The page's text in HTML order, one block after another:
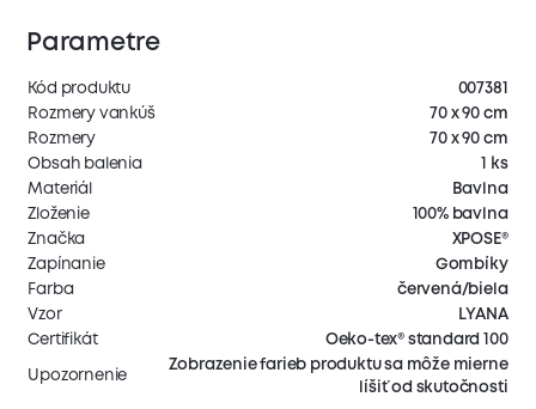
Parametre
Kód produktu
007381
Rozmery vankúš
70 x 90 cm
Rozmery
70 x 90 cm
Obsah balenia
1 ks
Materiál
Bavlna
Zloženie
100% bavlna
Značka
XPOSE®
Zapínanie
Gombíky
Farba
červená/biela
Vzor
LYANA
Certifikát
Oeko-tex® standard 100
Upozornenie
Zobrazenie farieb produktu sa môže mierne
líšiť od skutočnosti